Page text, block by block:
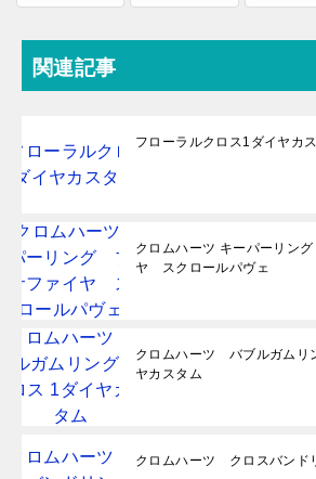
関連記事
フローラルクロス1ダイヤカ
クロムハーツ キーパーリン
ヤ スクロールパヴェ
クロムハーツ バブルガムリ
ヤカスタム
クロムハーツ クロスバン